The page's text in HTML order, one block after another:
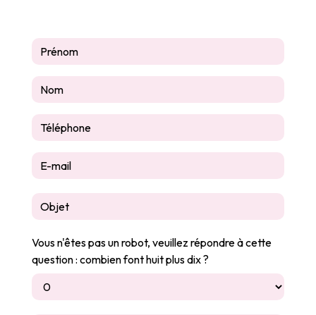
Vous n'êtes pas un robot, veuillez répondre à cette
question : combien font huit plus dix ?